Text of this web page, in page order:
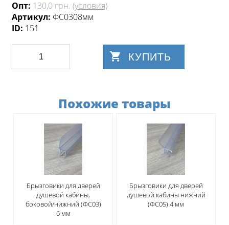
Опт: 130,0 грн. (условия)
Артикул: ФС0308мм
ID: 151
КУПИТЬ
Похожие товары
Брызговики для дверей
душевой кабины,
боковой/нижний (ФС03)
6 мм
Брызговики для дверей
душевой кабины нижний
(ФС05) 4 мм